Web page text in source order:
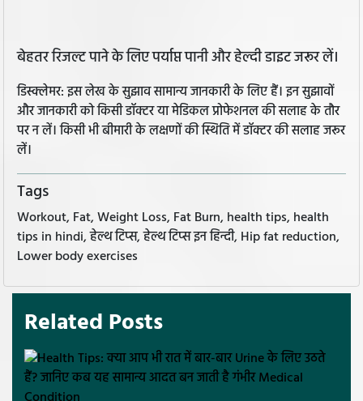
बेहतर रिजल्ट पाने के लिए पर्याप्त पानी और हेल्दी डाइट जरूर लें।
डिस्क्लेमर: इस लेख के सुझाव सामान्य जानकारी के लिए हैं। इन सुझावों
और जानकारी को किसी डॉक्टर या मेडिकल प्रोफेशनल की सलाह के तौर
पर न लें। किसी भी बीमारी के लक्षणों की स्थिति में डॉक्टर की सलाह जरूर
लें।
Tags
Workout, Fat, Weight Loss, Fat Burn, health tips, health
tips in hindi, हेल्थ टिप्स, हेल्थ टिप्स इन हिन्दी, Hip fat reduction,
Lower body exercises
Related Posts